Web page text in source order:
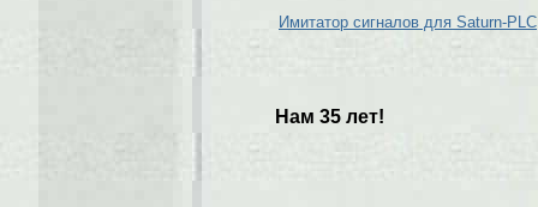
Имитатор сигналов для Saturn-PLC
Нам 35 лет!